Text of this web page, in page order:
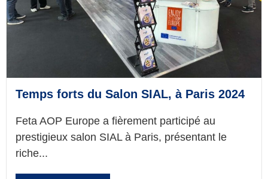
Temps forts du Salon SIAL, à Paris 2024
Feta AOP Europe a fièrement participé au
prestigieux salon SIAL à Paris, présentant le
riche...